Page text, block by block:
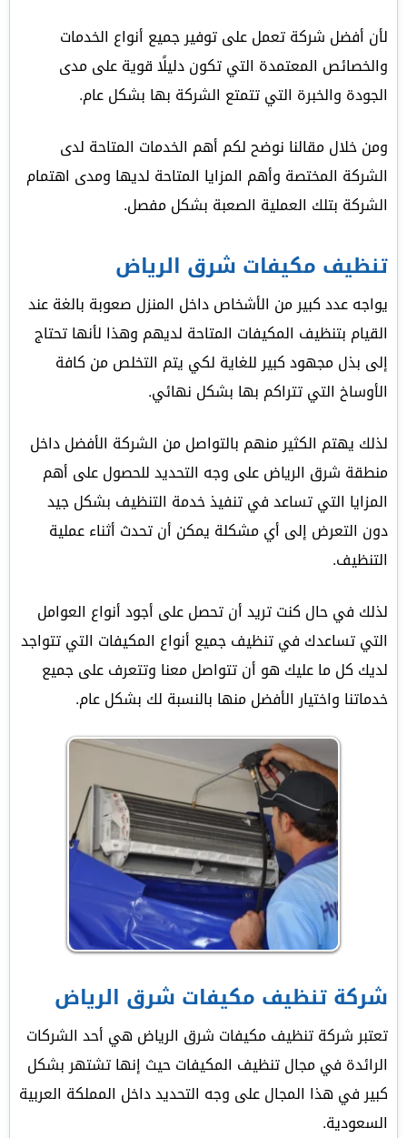
لأن أفضل شركة تعمل على توفير جميع أنواع الخدمات
والخصائص المعتمدة التي تكون دليلًا قوية على مدى
الجودة والخبرة التي تتمتع الشركة بها بشكل عام.
ومن خلال مقالنا نوضح لكم أهم الخدمات المتاحة لدى
الشركة المختصة وأهم المزايا المتاحة لديها ومدى اهتمام
الشركة بتلك العملية الصعبة بشكل مفصل.
تنظيف مكيفات شرق الرياض
يواجه عدد كبير من الأشخاص داخل المنزل صعوبة بالغة عند
القيام بتنظيف المكيفات المتاحة لديهم وهذا لأنها تحتاج
إلى بذل مجهود كبير للغاية لكي يتم التخلص من كافة
الأوساخ التي تتراكم بها بشكل نهائي.
لذلك يهتم الكثير منهم بالتواصل من الشركة الأفضل داخل
منطقة شرق الرياض على وجه التحديد للحصول على أهم
المزايا التي تساعد في تنفيذ خدمة التنظيف بشكل جيد
دون التعرض إلى أي مشكلة يمكن أن تحدث أثناء عملية
التنظيف.
لذلك في حال كنت تريد أن تحصل على أجود أنواع العوامل
التي تساعدك في تنظيف جميع أنواع المكيفات التي تتواجد
لديك كل ما عليك هو أن تتواصل معنا وتتعرف على جميع
خدماتنا واختيار الأفضل منها بالنسبة لك بشكل عام.
شركة تنظيف مكيفات شرق الرياض
تعتبر شركة تنظيف مكيفات شرق الرياض هي أحد الشركات
الرائدة في مجال تنظيف المكيفات حيث إنها تشتهر بشكل
كبير في هذا المجال على وجه التحديد داخل المملكة العربية
السعودية.